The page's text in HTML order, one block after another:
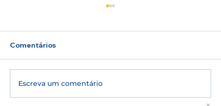
Comentários
Escreva um comentário